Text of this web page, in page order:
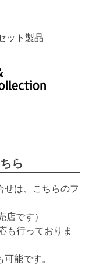
ット製品
ら
せは、こちらのフ
店です）
も行っておりま
能です。